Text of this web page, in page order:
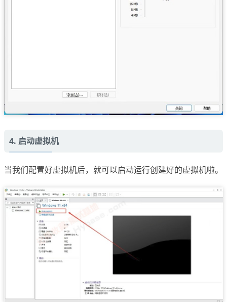
4. 启动虚拟机
当我们配置好虚拟机后，就可以启动运行创建好的虚拟机啦。